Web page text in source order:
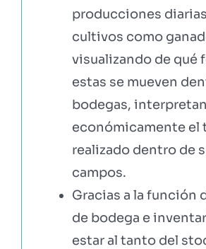
producciones
cultivos como
visualizando de qué
estas se mueven
bodegas,
económicamente el
realizado dentro de
campos.
Gracias a la función
de bodega e
estar al tanto del